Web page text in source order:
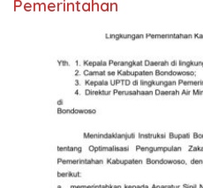
Pemerintahan